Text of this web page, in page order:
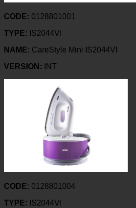
CODE: 0128801001
TYPE: IS2044VI
NAME: CareStyle Mini IS2044VI
VERSION:
INT
CODE: 0128801004
TYPE: IS2044VI